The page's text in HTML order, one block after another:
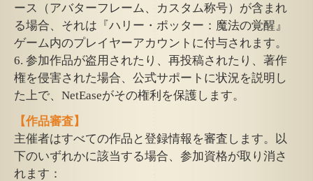
ース（アバターフレーム、カスタム称号）が含まれ
る場合、それは『ハリー・ポッター：魔法の覚醒』
ゲーム内のプレイヤーアカウントに付与されます。
6. 参加作品が盗用されたり、再投稿されたり、著作
権を侵害された場合、公式サポートに状況を説明し
た上で、NetEaseがその権利を保護します。
【作品審査】
主催者はすべての作品と登録情報を審査します。以
下のいずれかに該当する場合、参加資格が取り消さ
れます：